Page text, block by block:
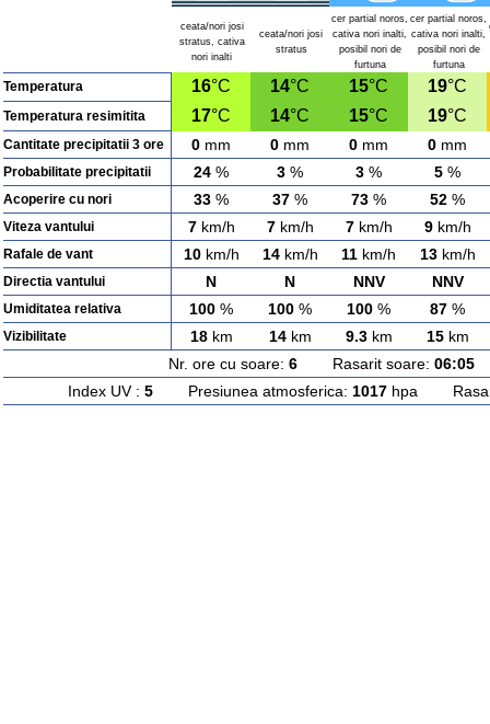
ceata/nori josi
stratus, cativa
nori inalti
ceata/nori josi
stratus
cer partial noros,
cativa nori inalti,
posibil nori de
furtuna
cer partial noros,
cativa nori inalti,
posibil nori de
furtuna
Temperatura 16°C 14°C 15°C 19°C
Temperatura resimitita 17°C 14°C 15°C 19°C
Cantitate precipitatii 3 ore 0 mm 0 mm 0 mm 0 mm
Probabilitate precipitatii 24 % 3 % 3 % 5 %
Acoperire cu nori 33 % 37 % 73 % 52 %
Viteza vantului 7km/h 7km/h 7km/h 9km/h
Rafale de vant 10km/h 14km/h 11 km/h 13km/h
Directia vantului N N NNV NNV
Umiditatea relativa 100 % 100 % 100 % 87 %
Vizibilitate 18km 14km 9.3km 15km
Nr. ore cu soare: 6Rasarit soare: 06:05
Index UV : 5Presiunea atmosferica: 1017hpa